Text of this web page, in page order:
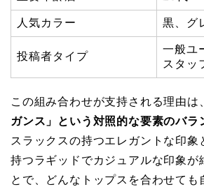
人気カラー 黒、グ
投稿者タイプ
一般ユ
スタッ
この組み合わせが支持される理由は
ガンス」という対照的な要素のバラ
スラックスの持つエレガントな印象
持つラギッドでカジュアルな印象が
とで、どんなトップスを合わせても